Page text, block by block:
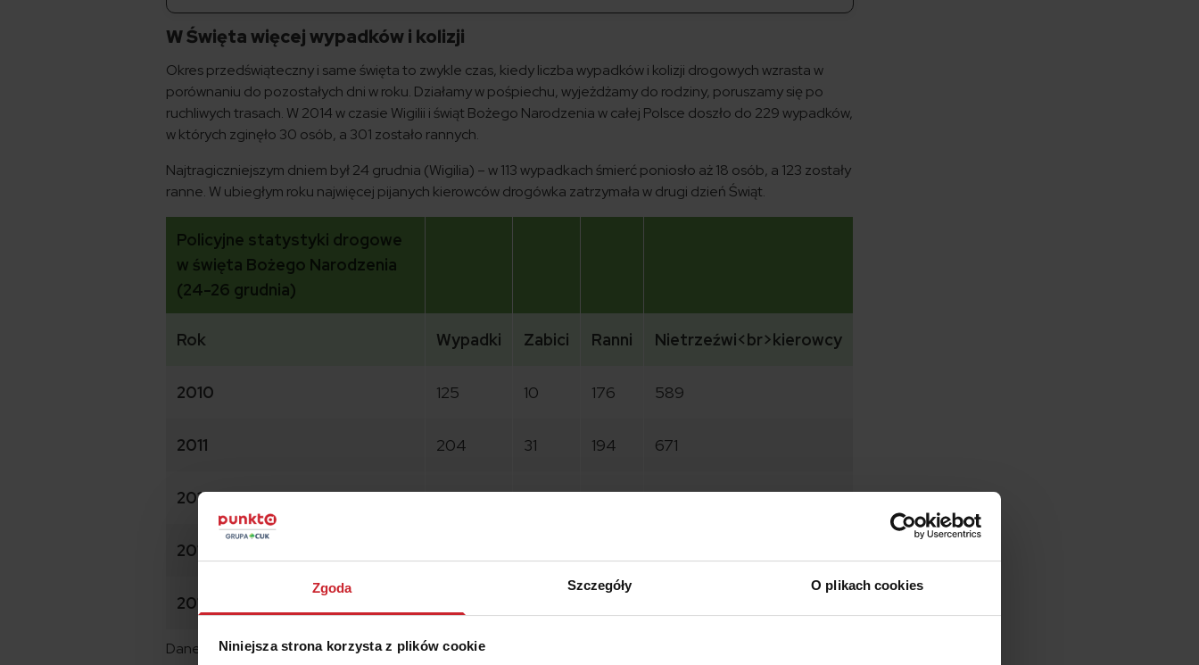
Zgoda Szczegóły O plikach cookies
Niniejsza strona korzysta z plików cookie
W Święta więcej wypadków i kolizji
Okres przedświąteczny i same święta to zwykle czas, kiedy liczba wypadków i kolizji drogowych wzrasta w
porównaniu do pozostałych dni w roku. Działamy w pośpiechu, wyjeżdżamy do rodziny, poruszamy się po
ruchliwych trasach. W 2014 w czasie Wigilii i świąt Bożego Narodzenia w całej Polsce doszło do 229 wypadków,
w których zginęło 30 osób, a 301 zostało rannych.
Najtragiczniejszym dniem był 24 grudnia (Wigilia) – w 113 wypadkach śmierć poniosło aż 18 osób, a 123 zostały
ranne. W ubiegłym roku najwięcej pijanych kierowców drogówka zatrzymała w drugi dzień Świąt.
Policyjne statystyki drogowe
w święta Bożego Narodzenia
(24-26 grudnia)
Rok Wypadki Zabici Ranni Nietrzeźwi<br>kierowcy
2010 125 10 176 589
2011 204 31 194 671
2012 153 17 191 455
2013
2014
Dane: Policja